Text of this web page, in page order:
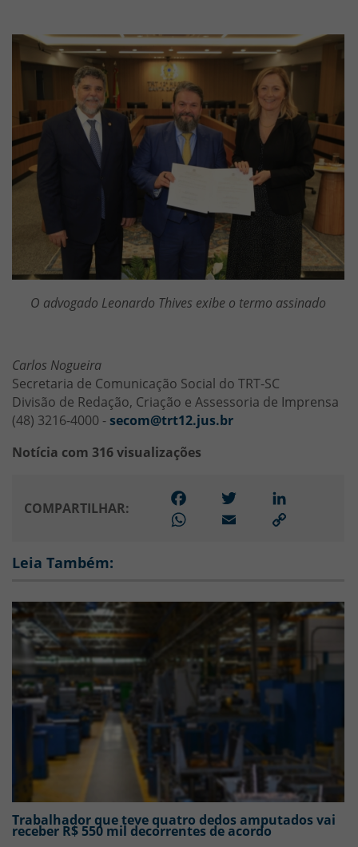
Imagem
O advogado Leonardo Thives exibe o termo assinado
Carlos Nogueira
Secretaria de Comunicação Social do TRT-SC
Divisão de Redação, Criação e Assessoria de Imprensa
(48) 3216-4000 -secom@trt12.jus.br
Notícia com 316 visualizações
COMPARTILHAR:
Facebook Twitter
WhatsApp
Leia Também:
Trabalhador que teve quatro dedos amputados vai
receber R$ 550 mil decorrentes de acordo